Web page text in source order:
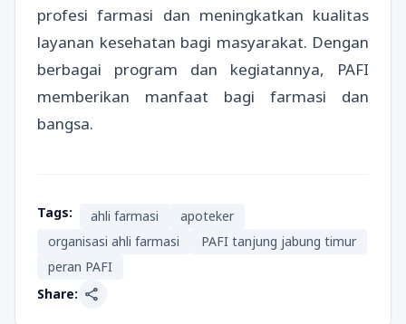
profesi farmasi dan meningkatkan kualitas
layanan kesehatan bagi masyarakat. Dengan
berbagai program dan kegiatannya, PAFI
memberikan manfaat bagi farmasi dan
bangsa.
Tags: ahli farmasi
apoteker
organisasi ahli farmasi
PAFI tanjung jabung timur
peran PAFI
Share: share